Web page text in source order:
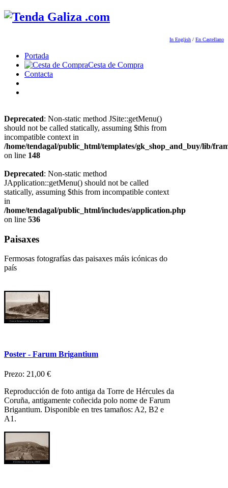
In English / En Castellano
Portada
Cesta de Compra
Contacta
Deprecated: Non-static method JSite::getMenu()
should not be called statically, assuming $this from
incompatible context in
/home/tendagal/public_html/templates/gk_shop_and_buy/lib/
on line 148
Deprecated: Non-static method
JApplication::getMenu() should not be called
statically, assuming $this from incompatible context
in
/home/tendagal/public_html/includes/application.php
on line 536
Paisaxes
Fermosas fotografías das paisaxes máis icónicas do
país
Poster - Farum Brigantium
Prezo: 21,00 €
Reproducción de foto antiga da Torre de Hércules da
Coruña, antigamente coñecida polo nome de Farum
Brigantium. Disponible en tres tamaños: A2, B2 e
A1.